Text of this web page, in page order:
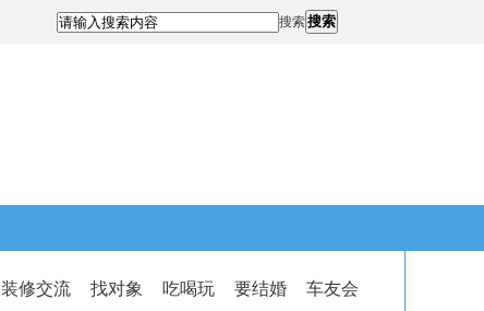
搜索搜索
装修交流 找对象 吃喝玩 要结婚
车友会